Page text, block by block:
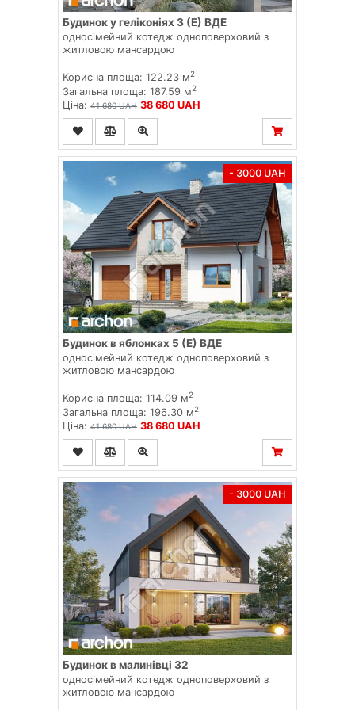
Будинок у геліконіях 3 (Е) ВДЕ
односімейний котедж одноповерховий з
житловою мансардою
Корисна площа: 122.23 м2
Загальна площа: 187.59 м2
Ціна: 41 680 UAH 38 680 UAH
- 3000 UAH
Будинок в яблонках 5 (E) ВДЕ
односімейний котедж одноповерховий з
житловою мансардою
Корисна площа: 114.09 м2
Загальна площа: 196.30 м2
Ціна: 41 680 UAH 38 680 UAH
- 3000 UAH
Будинок в малинівці 32
односімейний котедж одноповерховий з
житловою мансардою